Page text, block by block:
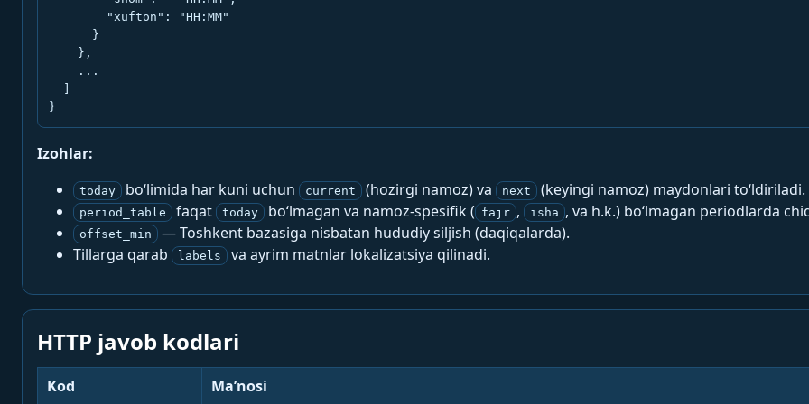
        "xufton": "HH:MM"
      }
    },
    ...
}
Izohlar:
today bo‘limida har kuni uchun current (hozirgi namoz) va next (keyingi namoz) maydonlari to‘ldiriladi.
period_table faqat today bo‘lmagan va namoz-spesifik ( fajr , isha , va h.k.) bo‘lmagan periodlarda
offset_min
— Toshkent bazasiga nisbatan hududiy siljish (daqiqalarda).
Tillarga qarab
labels va ayrim matnlar lokalizatsiya qilinadi.
HTTP javob kodlari
Kod Ma’nosi